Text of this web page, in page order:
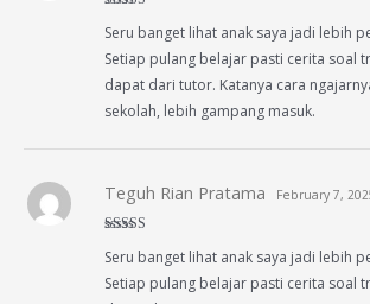
out of 5
Seru banget lihat anak saya jadi lebih
Setiap pulang belajar pasti cerita soal
dapat dari tutor. Katanya cara
sekolah, lebih gampang masuk.
out of 5
Teguh Rian Pratama February 7,
Seru banget lihat anak saya jadi lebih
Setiap pulang belajar pasti cerita soal